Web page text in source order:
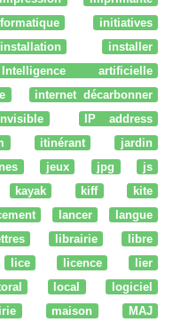
initiatives
installation
installer
Intelligence artificielle
internet décarbonner
IP address
itinérant
jardin
jeux jpg
js
kayak kiff
kite
lancer
langue
librairie
libre
lice licence
lier
local
logiciel
maison
MAJ